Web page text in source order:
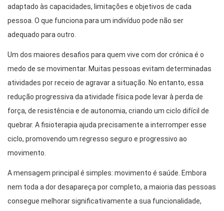
adaptado às capacidades, limitações e objetivos de cada
pessoa. O que funciona para um indivíduo pode não ser
adequado para outro.
Um dos maiores desafios para quem vive com dor crónica é o
medo de se movimentar. Muitas pessoas evitam determinadas
atividades por receio de agravar a situação. No entanto, essa
redução progressiva da atividade física pode levar à perda de
força, de resistência e de autonomia, criando um ciclo difícil de
quebrar. A fisioterapia ajuda precisamente a interromper esse
ciclo, promovendo um regresso seguro e progressivo ao
movimento.
A mensagem principal é simples: movimento é saúde. Embora
nem toda a dor desapareça por completo, a maioria das pessoas
consegue melhorar significativamente a sua funcionalidade,